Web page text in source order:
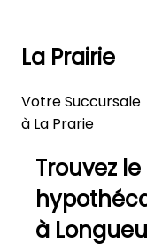
La Prairie
Votre Succursale
à La Prarie
Trouvez
à